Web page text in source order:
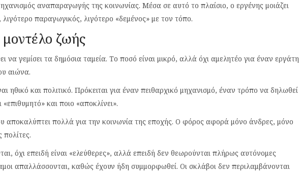
αναπαραγωγής της κοινωνίας. Μέσα σε αυτό το πλαίσιο, ο εργένης μοιάζει
παραγωγικός, λιγότερο «δεμένος» με τον τόπο.
ζωής
να γεμίσει τα δημόσια ταμεία. Το ποσό είναι μικρό, αλλά όχι αμελητέο για έναν εργάτη
αιώνα.
ηθικό και πολιτικό. Πρόκειται για έναν πειθαρχικό μηχανισμό, έναν τρόπο να δηλωθεί
και ποιο «αποκλίνει».
αποκαλύπτει πολλά για την κοινωνία της εποχής. Ο φόρος αφορά μόνο άνδρες, μόνο
πολίτες.
όχι επειδή είναι «ελεύθερες», αλλά επειδή δεν θεωρούνται πλήρως αυτόνομες
απαλλάσσονται, καθώς έχουν ήδη συμμορφωθεί. Οι σκλάβοι δεν περιλαμβάνονται